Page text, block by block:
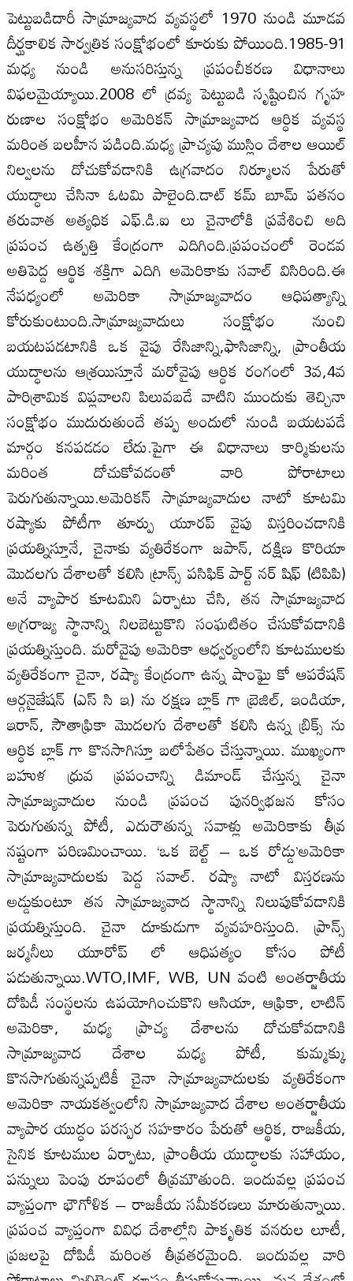
పెట్టుబడిదారీ సామ్రాజ్యవాద వ్యవస్థలో 1970 నుండి మూడవ
దీర్ఘకాలిక సార్వత్రిక సంక్షోభంలో కూరుకు పోయింది.1985-91
మధ్య నుండి అనుసరిస్తున్న ప్రపంచీకరణ విధానాలు
విఫలమైయ్యాయి‌.2008 లో ద్రవ్య పెట్టుబడి సృష్టించిన గృహ
రుణాల సంక్షోభం అమెరికన్ సామ్రాజ్యవాద ఆర్ధిక వ్యవస్థ
మరింత బలహీన పడింది.మధ్య ప్రాచ్యపు ముస్లిం దేశాల ఆయిల్
నిల్వలను దోచుకోవడానికి ఉగ్రవాదం నిర్మూలన పేరుతో
యుద్ధాలు చేసినా ఓటమి పాలైంది.డాట్ కమ్ బూమ్ పతనం
తరువాత అత్యధిక ఎఫ్.డి.ఐ లు చైనాలోకి ప్రవేశించి అది
ప్రపంచ ఉత్పత్తి కేంద్రంగా ఎదిగింది.ప్రపంచంలో రెండవ
అతిపెద్ద ఆర్థిక శక్తిగా ఎదిగి అమెరికాకు సవాల్ విసిరింది.ఈ
నేపధ్యంలో అమెరికా సామ్రాజ్యవాదం ఆధిపత్యాన్ని
కోరుకుంటుంది.సామ్రాజ్యవాదులు సంక్షోభం నుంచి
బయటపడటానికి ఒక వైపు రేసిజాన్ని,ఫాసిజాన్ని, ప్రాంతీయ
యుద్ధాలను ఆశ్రయిస్తూనే మరోవైపు ఆర్ధిక రంగంలో 3వ,4వ
పారిశ్రామిక విప్లవాలని పిలువబడే వాటిని ముందుకు తెచ్చినా
సంక్షోభం ముదురుతుందే తప్ప అందులో నుండి బయటపడే
మార్గం కనపడడం లేదు.పైగా ఈ విధానాలు కార్మికులను
మరింత దోచుకోవడంతో వారి పోరాటాలు
పెరుగుతున్నాయి.అమెరికన్ సామ్రాజ్యవాదుల నాటో కూటమి
రష్యాకు పోటీగా తూర్పు యూరప్ వైపు విస్తరించడానికి
ప్రయత్నిస్తూనే, చైనాకు వ్యతిరేకంగా జపాన్, దక్షిణ కొరియా
మొదలగు దేశాలతో కలిసి ట్రాన్స్ పసిఫిక్ పార్ట్ నర్ షిఫ్ (టిపిపి)
అనే వ్యాపార కూటమిని ఏర్పాటు చేసి, తన సామ్రాజ్యవాద
అగ్రరాజ్య స్థానాన్ని నిలబెట్టుకొని సంఘటితం చేసుకోవడానికి
ప్రయత్నిస్తుంది. మరోవైపు అమెరికా ఆధ్వర్యంలోని కూటములకు
వ్యతిరేకంగా చైనా, రష్యా కేంద్రంగా ఉన్న షాంఘై కో ఆపరేషన్
ఆర్గనైజేషన్ (ఎస్ సి ఇ) ను రక్షణ బ్లాక్ గా బ్రెజిల్, ఇండియా,
ఇరాన్, సౌతాఫ్రికా మొదలగు దేశాలతో కలిసి ఉన్న బ్రిక్స్ ను
ఆర్ధిక బ్లాక్ గా కొనసాగిస్తూ బలోపేతం చేస్తున్నాయి. ముఖ్యంగా
బహుళ ధ్రువ ప్రపంచాన్ని డిమాండ్ చేస్తున్న చైనా
సామ్రాజ్యవాదుల నుండి ప్రపంచ పునర్విభజన కోసం
పెరుగుతున్న పోటీ, ఎదురౌతున్న సవాళ్లు అమెరికాకు తీవ్ర
నష్టంగా పరిణమించాయి. ‘ఒక బెల్ట్ – ఒక రోడ్డు’అమెరికా
సామ్రాజ్యవాదులకు పెద్ద సవాల్. రష్యా నాటో విస్తరణను
అడ్డుకుంటూ తన సామ్రాజ్యవాద స్థానాన్ని నిలుపుకోవడానికి
ప్రయత్నిస్తుంది. చైనా దూకుడుగా వ్యవహరిస్తుంది. ప్రాన్స్
జర్మనీలు యూరోప్ లో ఆధిపత్యం కోసం పోటీ
పడుతున్నాయి.WTO,IMF, WB, UN వంటి అంతర్జాతీయ
దోపిడీ సంస్థలను ఉపయోగించుకొని ఆసియా, ఆఫ్రికా, లాటిన్
అమెరికా, మధ్య ప్రాచ్య దేశాలను దోచుకోవడానికి
సామ్రాజ్యవాద దేశాల మధ్య పోటీ, కుమ్మక్కు
కొనసాగుతున్నప్పటికీ చైనా సామ్రాజ్యవాదులకు వ్యతిరేకంగా
అమెరికా నాయకత్వంలోని సామ్రాజ్యవాద దేశాల అంతర్జాతీయ
వ్యాపార యుద్ధం పరస్పర సహకారం పేరుతో ఆర్థిక, రాజకీయ,
సైనిక కూటముల ఏర్పాటు, ప్రాంతీయ యుద్ధాలకు సహాయం,
పన్నులు పెంపు రూపంలో తీవ్రమౌతుంది. ఇందువల్ల ప్రపంచ
వ్యాప్తంగా భౌగోళిక – రాజకీయ సమీకరణలు మారుతున్నాయి.
ప్రపంచ వ్యాప్తంగా వివిధ దేశాల్లోని పాకృతిక వనరుల లూటీ,
ప్రజలపై దోపిడీ మరింత తీవ్రతరమైంది. ఇందువల్ల వారి